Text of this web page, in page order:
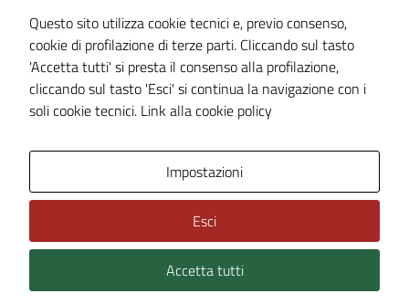
Cookie Policy
Note legali
Dichiarazione di accessibilità
Piano di miglioramento del sito
Technical Design s.r.l.
Questo sito utilizza cookie tecnici e, previo consenso,
cookie di profilazione di terze parti. Cliccando sul tasto
'Accetta tutti' si presta il consenso alla profilazione,
cliccando sul tasto 'Esci' si continua la navigazione con i
soli cookie tecnici. Link alla cookie policy
Impostazioni
Esci
Accetta tutti